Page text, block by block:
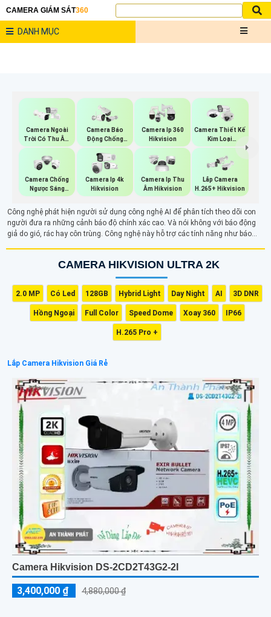
CAMERA GIÁM SÁT360
DANH MỤC
Camera Ngoài
Trời Có Thu Âm
Hik
Camera Báo
Động Chống
Trộm Hikvision
Camera Ip 360
Hikvision
Camera Thiết Kế
Kim Loại
Hikvision
Camera Chống
Ngược Sáng
Hikvision
Camera Ip 4k
Hikvision
Camera Ip Thu
Âm Hikvision
Lắp Camera
H.265+ Hikvision
Công nghệ phát hiện người sử dụng công nghệ AI để phân tích theo dõi con
người đưa ra những cảnh báo độ chính xác cao. Và nói không với báo động
giả do gió, rác hay côn trùng. Công nghệ này hỗ trợ các tính năng như báo
CAMERA HIKVISION ULTRA 2K
2.0 MP Có Led 128GB Hybrid Light Day Night AI 3D DNR
Hồng Ngoại Full Color Speed Dome Xoay 360 IP66
H.265 Pro +
Lắp Camera Hikvision Giá Rẻ
Camera Hikvision DS-2CD2T43G2-2I
3,400,000 ₫ 4,880,000 ₫